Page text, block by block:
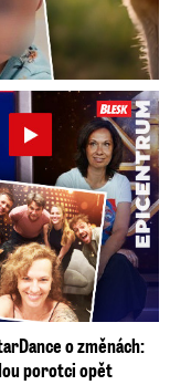
o změnách:
porotci opět